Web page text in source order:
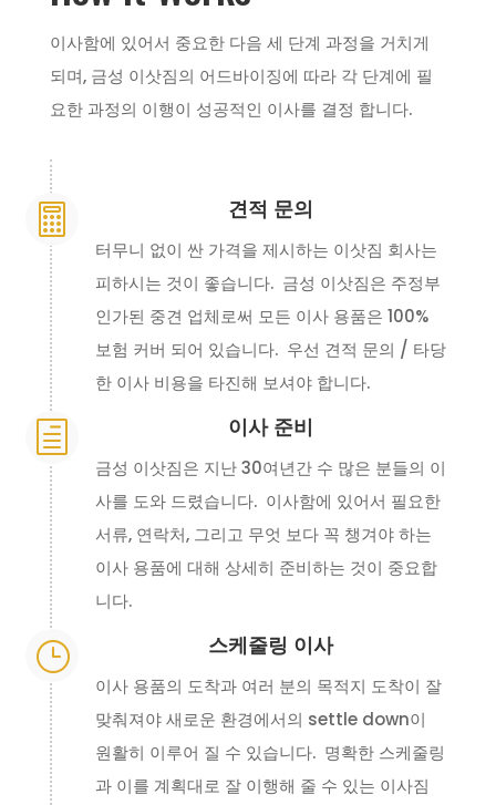
이사함에 있어서 중요한 다음 세 단계 과정을 거치게
되며, 금성 이삿짐의 어드바이징에 따라 각 단계에 필
요한 과정의 이행이 성공적인 이사를 결정 합니다.
 견적 문의
터무니 없이 싼 가격을 제시하는 이삿짐 회사는
피하시는 것이 좋습니다. 금성 이삿짐은 주정부
인가된 중견 업체로써 모든 이사 용품은 100%
보험 커버 되어 있습니다. 우선 견적 문의 / 타당
한 이사 비용을 타진해 보셔야 합니다.
h 이사 준비
금성 이삿짐은 지난 30여년간 수 많은 분들의 이
사를 도와 드렸습니다. 이사함에 있어서 필요한
서류, 연락처, 그리고 무엇 보다 꼭 챙겨야 하는
이사 용품에 대해 상세히 준비하는 것이 중요합
니다.
} 스케줄링 이사
이사 용품의 도착과 여러 분의 목적지 도착이 잘
맞춰져야 새로운 환경에서의 settle down이
원활히 이루어 질 수 있습니다. 명확한 스케줄링
과 이를 계획대로 잘 이행해 줄 수 있는 이사짐